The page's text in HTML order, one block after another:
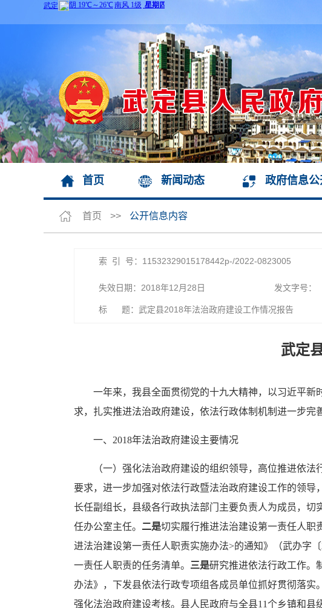
首页 新闻动态 政府信息公
首页 >> 公开信息内容
索 引 号：11532329015178442p-/2022-0823005
失效日期：2018年12月28日 发文字号：
标 题：武定县2018年法治政府建设工作情况报告
武定
一年来，我县全面贯彻党的十九大精神，以习近平
求，扎实推进法治政府建设，依法行政体制机制进一步完
一、2018年法治政府建设主要情况
（一）强化法治政府建设的组织领导，高位推进依法
要求，进一步加强对依法行政暨法治政府建设工作的领
长任副组长，县级各行政执法部门主要负责人为成员，
任办公室主任。 二是切实履行推进法治建设第一责任人职
进法治建设第一责任人职责实施办法>的通知》（武办字
一责任人职责的任务清单。 三是研究推进依法行政工作。
办法》，下发县依法行政专项组各成员单位抓好贯彻落实
强化法治政府建设考核。县人民政府与全县11个乡镇和